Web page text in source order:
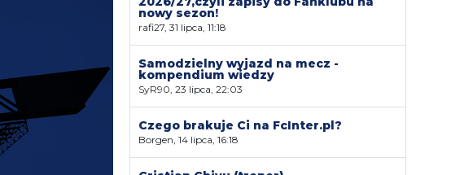
nowy sezon!
rafi27, 31 lipca, 11:18
Samodzielny wyjazd na mecz -
kompendium wiedzy
SyR90, 23 lipca, 22:03
Czego brakuje Ci na FcInter.pl?
Borgen, 14 lipca, 16:18